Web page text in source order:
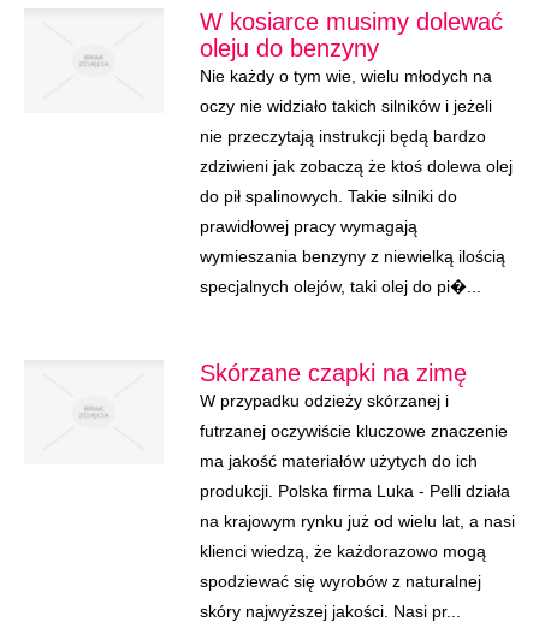
W kosiarce musimy dolewać
oleju do benzyny
Nie każdy o tym wie, wielu młodych na
oczy nie widziało takich silników i jeżeli
nie przeczytają instrukcji będą bardzo
zdziwieni jak zobaczą że ktoś dolewa olej
do pił spalinowych. Takie silniki do
prawidłowej pracy wymagają
wymieszania benzyny z niewielką ilością
specjalnych olejów, taki olej do pi�...
Skórzane czapki na zimę
W przypadku odzieży skórzanej i
futrzanej oczywiście kluczowe znaczenie
ma jakość materiałów użytych do ich
produkcji. Polska firma Luka - Pelli działa
na krajowym rynku już od wielu lat, a nasi
klienci wiedzą, że każdorazowo mogą
spodziewać się wyrobów z naturalnej
skóry najwyższej jakości. Nasi pr...